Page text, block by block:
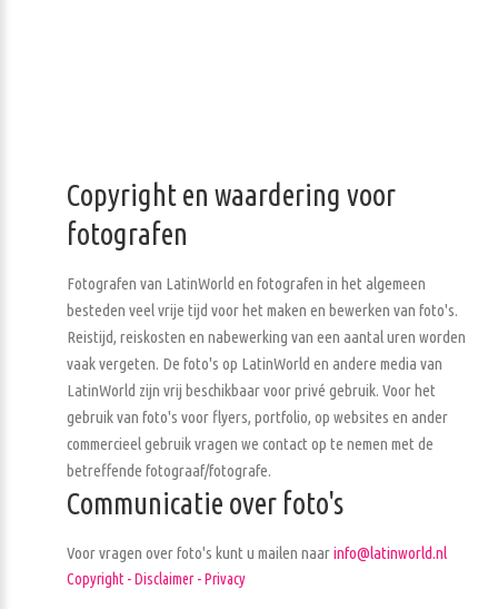
Copyright en waardering voor
fotografen
Fotografen van LatinWorld en fotografen in het algemeen
besteden veel vrije tijd voor het maken en bewerken van foto's.
Reistijd, reiskosten en nabewerking van een aantal uren worden
vaak vergeten. De foto's op LatinWorld en andere media van
LatinWorld zijn vrij beschikbaar voor privé gebruik. Voor het
gebruik van foto's voor flyers, portfolio, op websites en ander
commercieel gebruik vragen we contact op te nemen met de
betreffende fotograaf/fotografe.
Communicatie over foto's
Voor vragen over foto's kunt u mailen naarinfo@latinworld.nl
Copyright - Disclaimer - Privacy